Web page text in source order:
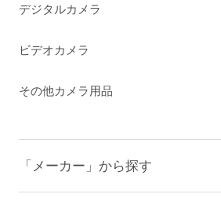
デジタルカメラ
ビデオカメラ
その他カメラ用品
「メーカー」から探す